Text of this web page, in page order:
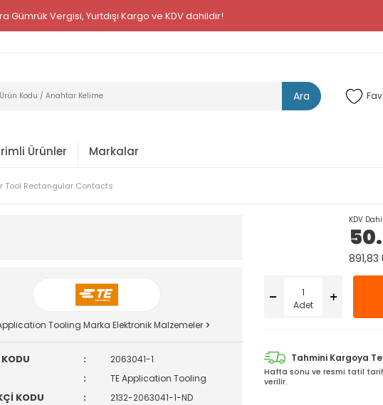
Gümrük Vergisi, Yurtdışı Kargo ve KDV dahildir!
Ara
Ürünler Markalar
Tool Rectangular Contacts
Tooling Marka Elektronik Malzemeler
: 2063041-1
: TE Application Tooling
KODU : 2132-2063041-1-ND
KDV
891,83
Adet
Tahmini Kargoya
Hafta sonu ve resmi tatil
verilir.